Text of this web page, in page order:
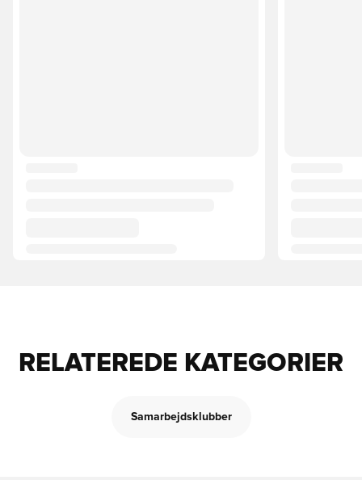
RELATEREDE KATEGORIER
Samarbejdsklubber